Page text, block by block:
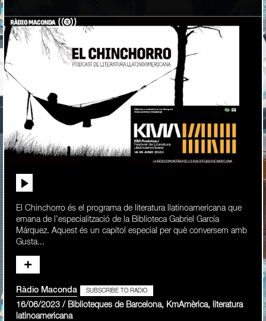
El Chinchorro és el programa de literatura llatinoamericana que
emana de l’especialització de la Biblioteca Gabriel García
Márquez. Aquest és un capítol especial per què conversem amb
Gusta...
Ràdio Maconda SUBSCRIBE TO RADIO
16/06/2023 / Biblioteques de Barcelona, KmAmèrica, literatura
latinoamericana